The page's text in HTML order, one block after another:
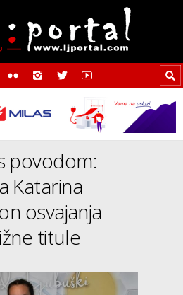
povodom:
Katarina
osvajanja
titule